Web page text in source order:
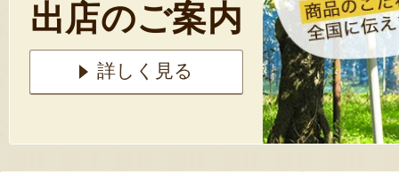
出店のご案内
詳しく見る